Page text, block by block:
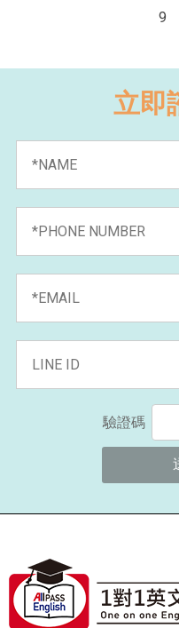
9
立即
驗證碼